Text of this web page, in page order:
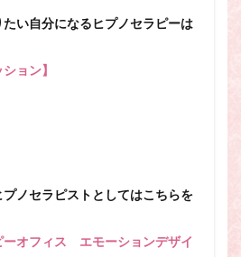
い自分になるヒプノセラピーは
ョン】
ノセラピストとしてはこちらを
ーオフィス エモーションデザイ